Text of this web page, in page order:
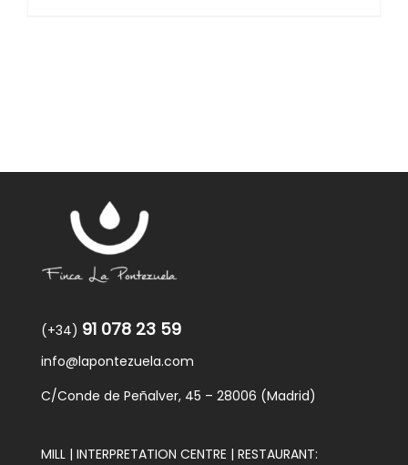
(+34) 91 078 23 59
info@lapontezuela.com
C/Conde de Peñalver, 45 – 28006 (Madrid)
MILL | INTERPRETATION CENTRE | RESTAURANT: